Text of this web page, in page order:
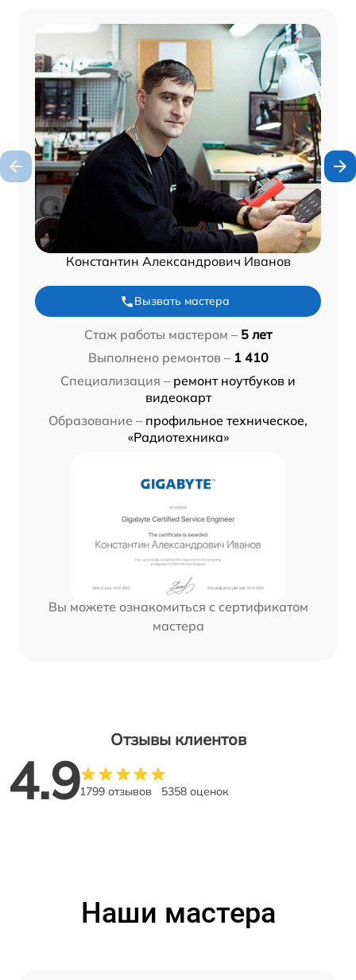
Константин Александрович Иванов
Вызвать мастера
Стаж работы мастером – 5 лет
Выполнено ремонтов – 1 410
Специализация – ремонт ноутбуков и
видеокарт
Образование – профильное техническое,
«Радиотехника»
Вы можете ознакомиться с сертификатом
мастера
Отзывы клиентов
4.91799 отзывов 5358 оценок
Наши мастера